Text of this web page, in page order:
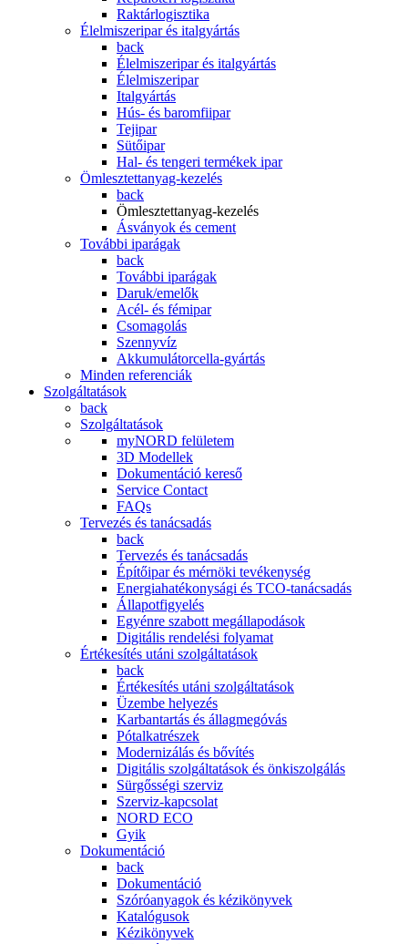
Raktárlogisztika
Élelmiszeripar és italgyártás
back
Élelmiszeripar és italgyártás
Élelmiszeripar
Italgyártás
Hús- és baromfiipar
Tejipar
Sütőipar
Hal- és tengeri termékek ipar
Ömlesztettanyag-kezelés
back
Ömlesztettanyag-kezelés
Ásványok és cement
További iparágak
back
További iparágak
Daruk/emelők
Acél- és fémipar
Csomagolás
Szennyvíz
Akkumulátorcella-gyártás
Minden referenciák
Szolgáltatások
back
Szolgáltatások
myNORD felületem
3D Modellek
Dokumentáció kereső
Service Contact
FAQs
Tervezés és tanácsadás
back
Tervezés és tanácsadás
Építőipar és mérnöki tevékenység
Energiahatékonysági és TCO-tanácsadás
Állapotfigyelés
Egyénre szabott megállapodások
Digitális rendelési folyamat
Értékesítés utáni szolgáltatások
back
Értékesítés utáni szolgáltatások
Üzembe helyezés
Karbantartás és állagmegóvás
Pótalkatrészek
Modernizálás és bővítés
Digitális szolgáltatások és önkiszolgálás
Sürgősségi szerviz
Szerviz-kapcsolat
NORD ECO
Gyik
Dokumentáció
back
Dokumentáció
Szóróanyagok és kézikönyvek
Katalógusok
Kézikönyvek